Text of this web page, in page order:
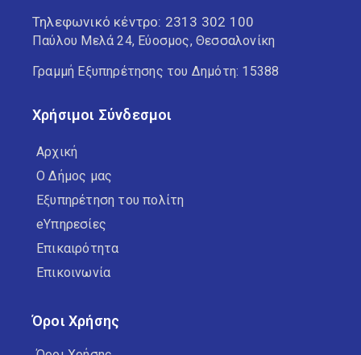
Τηλεφωνικό κέντρο: 2313 302 100
Παύλου Μελά 24, Εύοσμος, Θεσσαλονίκη
Γραμμή Εξυπηρέτησης του Δημότη: 15388
Χρήσιμοι Σύνδεσμοι
Αρχική
Ο Δήμος μας
Εξυπηρέτηση του πολίτη
eΥπηρεσίες
Επικαιρότητα
Επικοινωνία
Όροι Χρήσης